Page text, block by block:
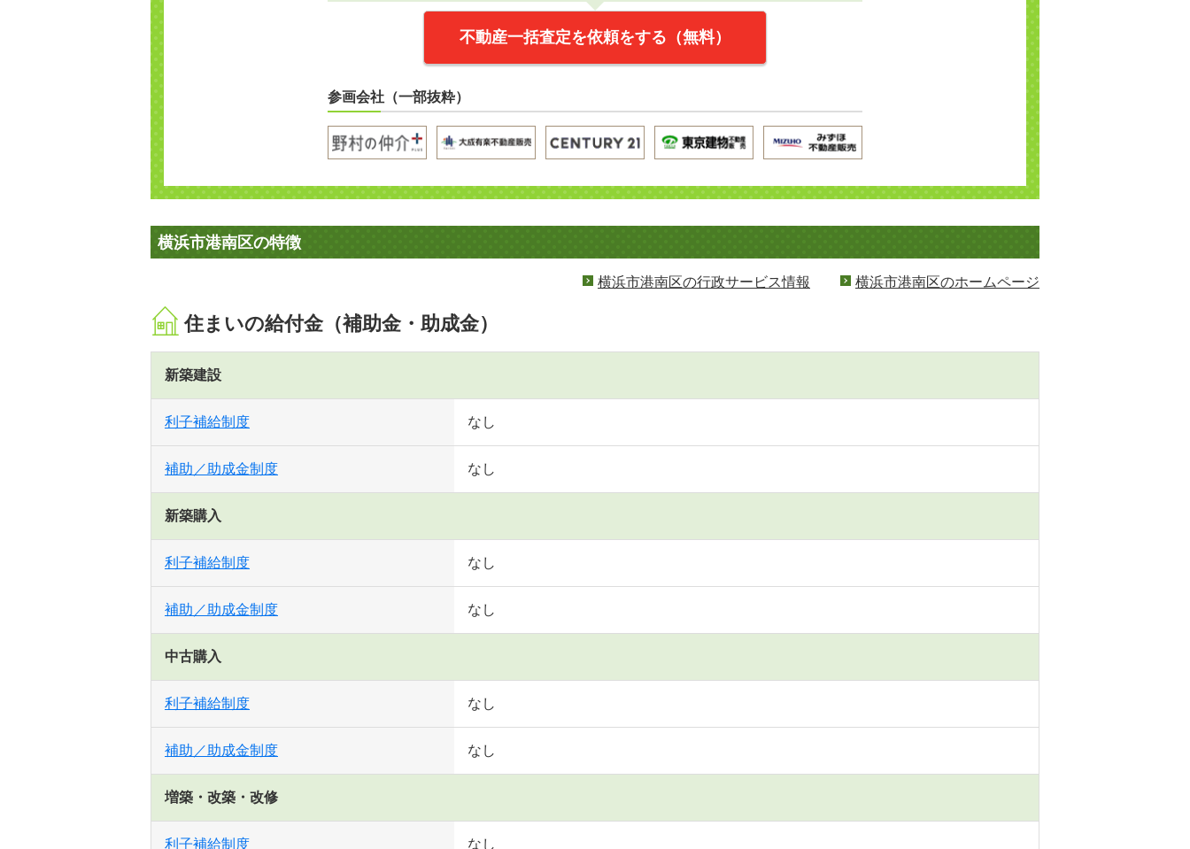
不動産一括査定を依頼をする（無料）
参画会社（一部抜粋）
横浜市港南区の特徴
横浜市港南区の行政サービス情報 横浜市港南区のホームページ
住まいの給付金（補助金・助成金）
新築建設
利子補給制度 なし
補助／助成金制度 なし
新築購入
利子補給制度 なし
補助／助成金制度 なし
中古購入
利子補給制度 なし
補助／助成金制度 なし
増築・改築・改修
利子補給制度 なし